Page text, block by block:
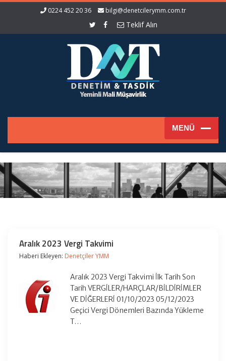
0224 452 20 36 bilgi@denetcilerymm.com.tr
Teklif Alın
Aralık 2023 Vergi Takvimi
Haberi Ekleyen: Denetçiler YMM
Aralık 2023 Vergi Takvimi İlk Tarih Son
Tarih VERGİLER/HARÇLAR/BİLDİRİMLER
VE DİĞERLERİ 01/10/2023 05/12/2023
Geçici Vergi Dönemleri Bazında Yükleme
T…